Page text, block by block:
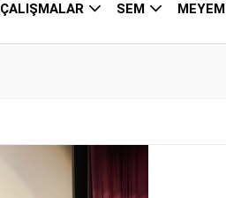
ÇALIŞMALAR SEM MEYEM